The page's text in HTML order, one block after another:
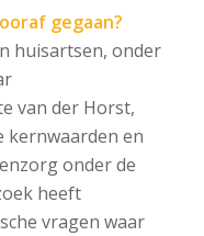
gegaan?
huisartsen, onder
van der Horst,
kernwaarden en
onder de
heeft
vragen waar